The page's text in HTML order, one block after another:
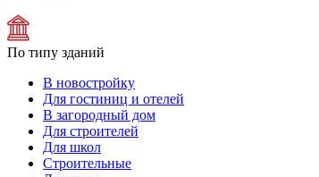
По типу зданий
В новостройку
Для гостиниц и отелей
В загородный дом
Для строителей
Для школ
Строительные